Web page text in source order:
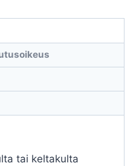
tai keltakulta